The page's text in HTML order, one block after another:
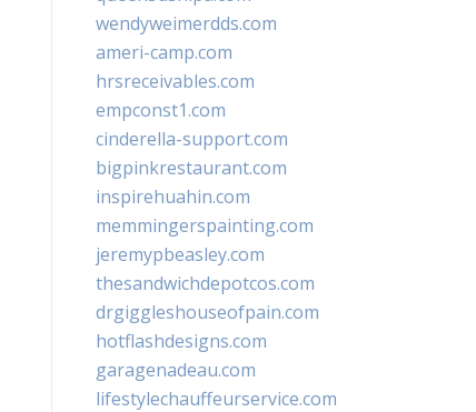
wendyweimerdds.com
ameri-camp.com
hrsreceivables.com
empconst1.com
cinderella-support.com
bigpinkrestaurant.com
inspirehuahin.com
memmingerspainting.com
jeremypbeasley.com
thesandwichdepotcos.com
drgiggleshouseofpain.com
hotflashdesigns.com
garagenadeau.com
lifestylechauffeurservice.com